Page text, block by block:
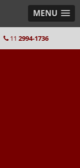
MENU
11 2994-1736